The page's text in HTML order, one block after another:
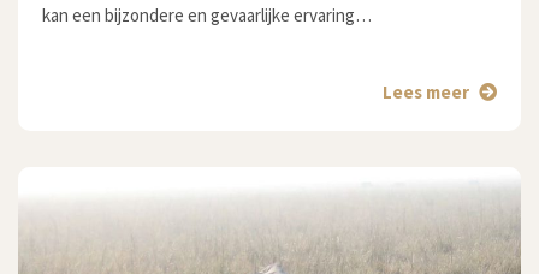
kan een bijzondere en gevaarlijke ervaring…
Lees meer